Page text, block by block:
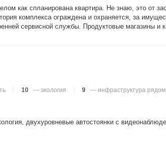
как спланирована квартира. Не знаю, это от
комплекса ограждена и охраняется, за
сервисной службы. Продуктовые магазины и
10 — экология 9 — инфраструктура рядом
двухуровневые автостоянки с